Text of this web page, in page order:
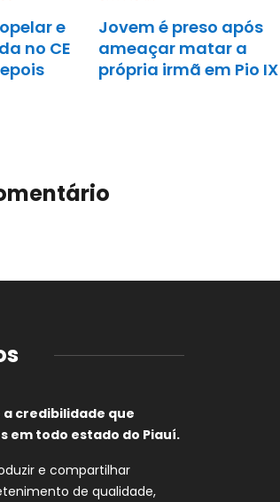
e
no CE
Jovem é preso após
ameaçar matar a
própria irmã em Pio IX
credibilidade que
em todo estado do Piauí.
e compartilhar
de qualidade,